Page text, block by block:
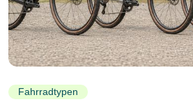
Fahrradtypen